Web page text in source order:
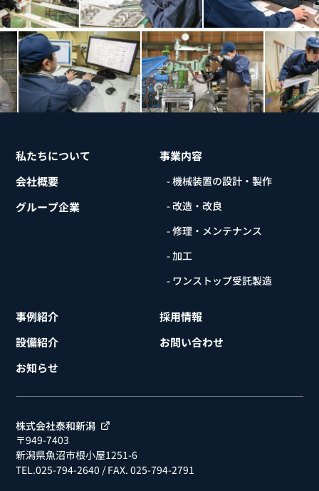
私たちについて
会社概要
グループ企業
事業内容
- 機械装置の設計・製作
- 改造・改良
- 修理・メンテナンス
- 加工
- ワンストップ受託製造
事例紹介
設備紹介
お知らせ
採用情報
お問い合わせ
株式会社泰和新潟
〒949-7403
新潟県魚沼市根小屋1251-6
TEL.025-794-2640 / FAX. 025-794-2791